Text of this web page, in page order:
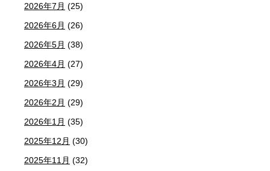
2026年7月 (25)
2026年6月 (26)
2026年5月 (38)
2026年4月 (27)
2026年3月 (29)
2026年2月 (29)
2026年1月 (35)
2025年12月 (30)
2025年11月 (32)